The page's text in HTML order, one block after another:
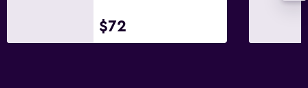
Ideal para familias
$72